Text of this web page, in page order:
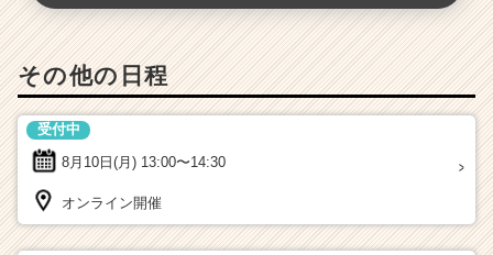
その他の日程
8月10日(月) 13:00〜14:30
受付中
オンライン開催